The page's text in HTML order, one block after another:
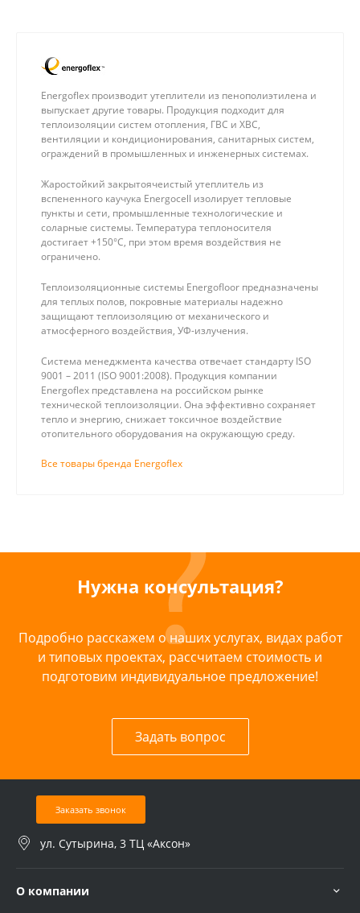
Energoflex производит утеплители из пенополиэтилена и
выпускает другие товары. Продукция подходит для
теплоизоляции систем отопления, ГВС и ХВС,
вентиляции и кондиционирования, санитарных систем,
ограждений в промышленных и инженерных системах.
Жаростойкий закрытоячеистый утеплитель из
вспененного каучука Energocell изолирует тепловые
пункты и сети, промышленные технологические и
соларные системы. Температура теплоносителя
достигает +150°С, при этом время воздействия не
ограничено.
Теплоизоляционные системы Energofloor предназначены
для теплых полов, покровные материалы надежно
защищают теплоизоляцию от механического и
атмосферного воздействия, УФ-излучения.
Система менеджмента качества отвечает стандарту ISO
9001 – 2011 (ISO 9001:2008). Продукция компании
Energoflex представлена на российском рынке
технической теплоизоляции. Она эффективно сохраняет
тепло и энергию, снижает токсичное воздействие
отопительного оборудования на окружающую среду.
Все товары бренда Energoflex
Нужна консультация?
Подробно расскажем о наших услугах, видах работ
и типовых проектах, рассчитаем стоимость и
подготовим индивидуальное предложение!
Задать вопрос
Заказать звонок
ул. Сутырина, 3 ТЦ «Аксон»
О компании